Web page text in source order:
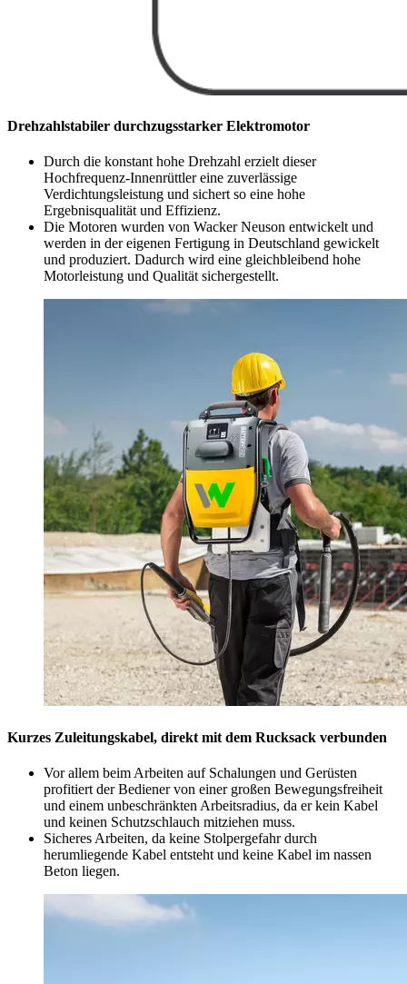
Drehzahlstabiler durchzugsstarker Elektromotor
Durch die konstant hohe Drehzahl erzielt dieser
Hochfrequenz-Innenrüttler eine zuverlässige
Verdichtungsleistung und sichert so eine hohe
Ergebnisqualität und Effizienz.
Die Motoren wurden von Wacker Neuson entwickelt und
werden in der eigenen Fertigung in Deutschland gewickelt
und produziert. Dadurch wird eine gleichbleibend hohe
Motorleistung und Qualität sichergestellt.
Kurzes Zuleitungskabel, direkt mit dem Rucksack verbunden
Vor allem beim Arbeiten auf Schalungen und Gerüsten
profitiert der Bediener von einer großen Bewegungsfreiheit
und einem unbeschränkten Arbeitsradius, da er kein Kabel
und keinen Schutzschlauch mitziehen muss.
Sicheres Arbeiten, da keine Stolpergefahr durch
herumliegende Kabel entsteht und keine Kabel im nassen
Beton liegen.